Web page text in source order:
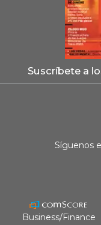
Suscríbete a
Síguenos
Business/Finance